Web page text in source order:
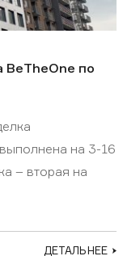
BeTheOne по
на 3-16
– вторая на
ДЕТАЛЬНЕЕ